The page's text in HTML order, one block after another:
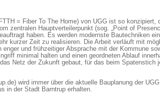
= Fiber To The Home) von UGG ist so konzipiert,
zentralen Hauptverteilerpunkt (sog. „Point of
haben. Es werden modernste Bautechniken
kurzer Zeit zu realisieren. Die Arbeit verläuft mit
und frühzeitiger Absprache mit der Kommune
minimal halten und einen geordneten Ablauf
Netz der Zukunft gebaut, für das beim Spatenstich
wird immer über die aktuelle Bauplanung der
in der Stadt Barntrup erhalten.